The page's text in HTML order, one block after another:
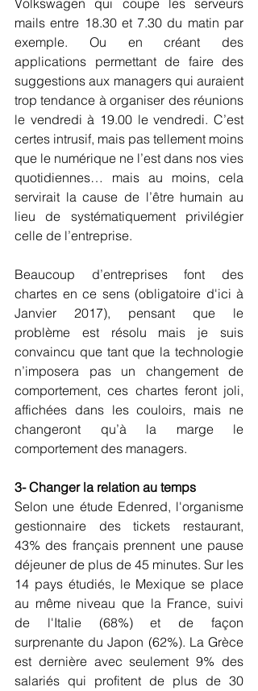
Volkswagen qui coupe les serveurs
mails entre 18.30 et 7.30 du matin par
exemple. Ou en créant des
applications permettant de faire des
suggestions aux managers qui auraient
trop tendance à organiser des réunions
le vendredi à 19.00 le vendredi. C’est
certes intrusif, mais pas tellement moins
que le numérique ne l’est dans nos vies
quotidiennes… mais au moins, cela
servirait la cause de l’être humain au
lieu de systématiquement privilégier
celle de l’entreprise.
Beaucoup d’entreprises font des
chartes en ce sens (obligatoire d'ici à
Janvier 2017), pensant que le
problème est résolu mais je suis
convaincu que tant que la technologie
n’imposera pas un changement de
comportement, ces chartes feront joli,
affichées dans les couloirs, mais ne
changeront qu’à la marge le
comportement des managers.
3- Changer la relation au temps
Selon une étude Edenred, l'organisme
gestionnaire des tickets restaurant,
43% des français prennent une pause
déjeuner de plus de 45 minutes. Sur les
14 pays étudiés, le Mexique se place
au même niveau que la France, suivi
de l'Italie (68%) et de façon
surprenante du Japon (62%). La Grèce
est dernière avec seulement 9% des
salariés qui profitent de plus de 30